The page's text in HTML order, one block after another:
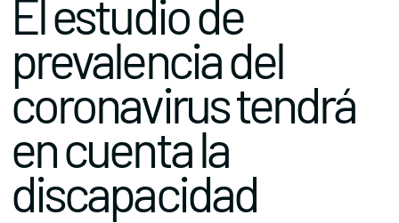
El estudio de
prevalencia del
coronavirus tendrá
en cuenta la
discapacidad